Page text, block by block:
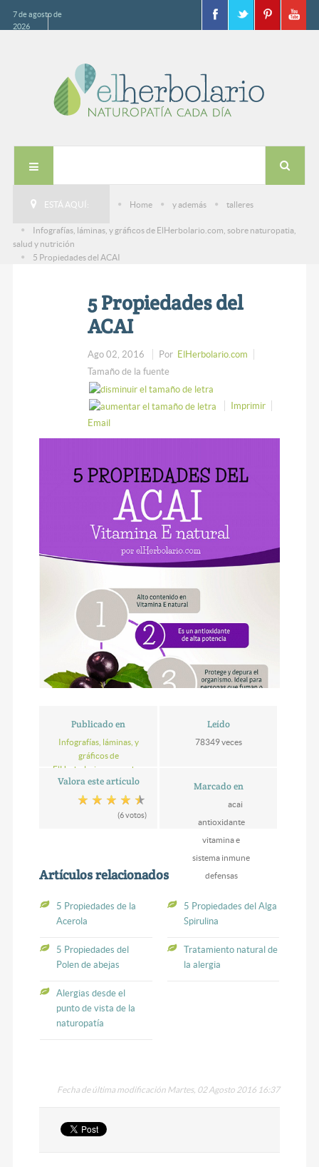
7 de agosto de
2026
ESTÁ AQUÍ: Home y además talleres
Infografías, láminas, y gráficos de ElHerbolario.com, sobre naturopatia,
salud y nutrición
5 Propiedades del ACAI
5 Propiedades del
ACAI
Ago 02, 2016 Por ElHerbolario.com
Tamaño de la fuente
Imprimir
Email
Publicado en
Infografías, láminas, y
gráficos de
ElHerbolario.com, sobre
naturopatia, salud y
nutrición
Leído
78349 veces
Valora este artículo
(6 votos)
Marcado en
acai
antioxidante
vitamina e
sistema inmune
defensas
Artículos relacionados
5 Propiedades de la
Acerola
5 Propiedades del Alga
Spirulina
5 Propiedades del
Polen de abejas
Tratamiento natural de
la alergia
Alergias desde el
punto de vista de la
naturopatía
Fecha de última modificación Martes, 02 Agosto 2016 16:37